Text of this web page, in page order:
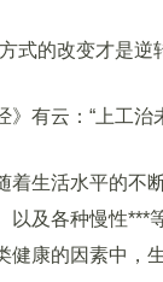
的改变才是逆
云：“上工治未
生活水平的不断
以及各种慢性***
健康的因素中，